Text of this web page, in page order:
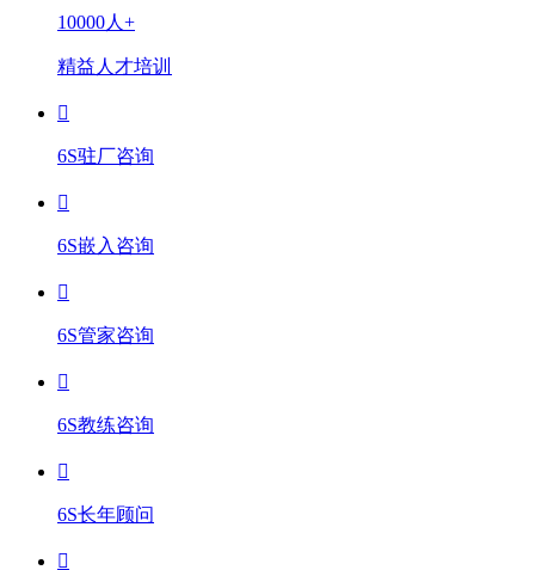
10000人+
精益人才培训
6S驻厂咨询
6S嵌入咨询
6S管家咨询
6S教练咨询
6S长年顾问